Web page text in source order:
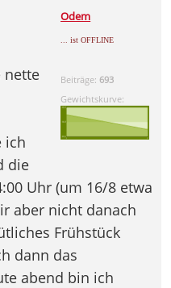
Odem
... ist OFFLINE
Beiträge: 693
Gewichtskurve:
nette
ich
die
Uhr (um 16/8 etwa
aber nicht danach
Frühstück
dann das
abend bin ich